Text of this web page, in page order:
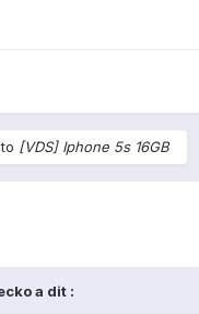
[VDS] Iphone 5s 16GB
a dit :